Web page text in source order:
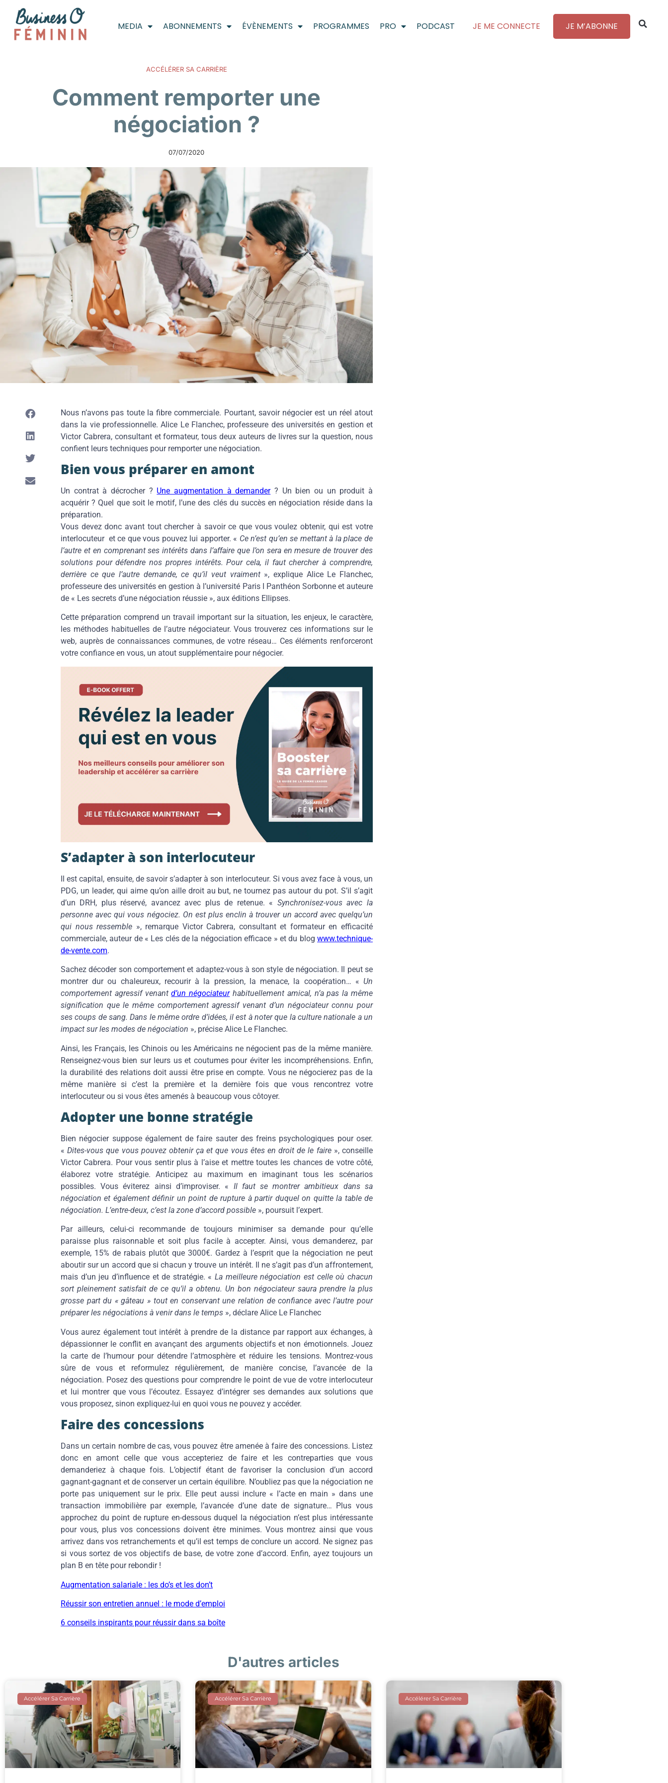
MEDIA ABONNEMENTS ÉVÈNEMENTS PROGRAMMES PRO PODCAST JE ME CONNECTE JE M’ABONNE
ACCÉLÉRER SA CARRIÈRE
Comment remporter une
négociation ?
07/07/2020
Nous n’avons pas toute la fibre commerciale. Pourtant, savoir négocier est un réel atout
dans la vie professionnelle. Alice Le Flanchec, professeure des universités en gestion et
Victor Cabrera, consultant et formateur, tous deux auteurs de livres sur la question, nous
confient leurs techniques pour remporter une négociation.
Bien vous préparer en amont
Un contrat à décrocher ? Une augmentation à demander? Un bien ou un produit à
acquérir ? Quel que soit le motif, l’une des clés du succès en négociation réside dans la
préparation.
Vous devez donc avant tout chercher à savoir ce que vous voulez obtenir, qui est votre
interlocuteur et ce que vous pouvez lui apporter. « Ce n’est qu’en se mettant à la place de
l’autre et en comprenant ses intérêts dans l’affaire que l’on sera en mesure de trouver des
solutions pour défendre nos propres intérêts. Pour cela, il faut chercher à comprendre,
derrière ce que l’autre demande, ce qu’il veut vraiment», explique Alice Le Flanchec,
professeure des universités en gestion à l’université Paris I Panthéon Sorbonne et auteure
de « Les secrets d’une négociation réussie », aux éditions Ellipses.
Cette préparation comprend un travail important sur la situation, les enjeux, le caractère,
les méthodes habituelles de l’autre négociateur. Vous trouverez ces informations sur le
web, auprès de connaissances communes, de votre réseau… Ces éléments renforceront
votre confiance en vous, un atout supplémentaire pour négocier.
S’adapter à son interlocuteur
Il est capital, ensuite, de savoir s’adapter à son interlocuteur. Si vous avez face à vous, un
PDG, un leader, qui aime qu’on aille droit au but, ne tournez pas autour du pot. S’il s’agit
d’un DRH, plus réservé, avancez avec plus de retenue. « Synchronisez-vous avec la
personne avec qui vous négociez. On est plus enclin à trouver un accord avec quelqu’un
qui nous ressemble », remarque Victor Cabrera, consultant et formateur en efficacité
commerciale, auteur de « Les clés de la négociation efficace » et du blog www.technique-
de-vente.com.
Sachez décoder son comportement et adaptez-vous à son style de négociation. Il peut se
montrer dur ou chaleureux, recourir à la pression, la menace, la coopération… « Un
comportement agressif venantd’un négociateurhabituellement amical, n’a pas la même
signification que le même comportement agressif venant d’un négociateur connu pour
ses coups de sang. Dans le même ordre d’idées, il est à noter que la culture nationale a un
impact sur les modes de négociation », précise Alice Le Flanchec.
Ainsi, les Français, les Chinois ou les Américains ne négocient pas de la même manière.
Renseignez-vous bien sur leurs us et coutumes pour éviter les incompréhensions. Enfin,
la durabilité des relations doit aussi être prise en compte. Vous ne négocierez pas de la
même manière si c’est la première et la dernière fois que vous rencontrez votre
interlocuteur ou si vous êtes amenés à beaucoup vous côtoyer.
Adopter une bonne stratégie
Bien négocier suppose également de faire sauter des freins psychologiques pour oser.
« Dites-vous que vous pouvez obtenir ça et que vous êtes en droit de le faire», conseille
Victor Cabrera. Pour vous sentir plus à l’aise et mettre toutes les chances de votre côté,
élaborez votre stratégie. Anticipez au maximum en imaginant tous les scénarios
possibles. Vous éviterez ainsi d’improviser. « Il faut se montrer ambitieux dans sa
négociation et également définir un point de rupture à partir duquel on quitte la table de
négociation. L’entre-deux, c’est la zone d’accord possible », poursuit l’expert.
Par ailleurs, celui-ci recommande de toujours minimiser sa demande pour qu’elle
paraisse plus raisonnable et soit plus facile à accepter. Ainsi, vous demanderez, par
exemple, 15% de rabais plutôt que 3000€. Gardez à l’esprit que la négociation ne peut
aboutir sur un accord que si chacun y trouve un intérêt. Il ne s’agit pas d’un affrontement,
mais d’un jeu d’influence et de stratégie. « La meilleure négociation est celle où chacun
sort pleinement satisfait de ce qu’il a obtenu. Un bon négociateur saura prendre la plus
grosse part du « gâteau » tout en conservant une relation de confiance avec l’autre pour
préparer les négociations à venir dans le temps », déclare Alice Le Flanchec
Vous aurez également tout intérêt à prendre de la distance par rapport aux échanges, à
dépassionner le conflit en avançant des arguments objectifs et non émotionnels. Jouez
la carte de l’humour pour détendre l’atmosphère et réduire les tensions. Montrez-vous
sûre de vous et reformulez régulièrement, de manière concise, l’avancée de la
négociation. Posez des questions pour comprendre le point de vue de votre interlocuteur
et lui montrer que vous l’écoutez. Essayez d’intégrer ses demandes aux solutions que
vous proposez, sinon expliquez-lui en quoi vous ne pouvez y accéder.
Faire des concessions
Dans un certain nombre de cas, vous pouvez être amenée à faire des concessions. Listez
donc en amont celle que vous accepteriez de faire et les contreparties que vous
demanderiez à chaque fois. L’objectif étant de favoriser la conclusion d’un accord
gagnant-gagnant et de conserver un certain équilibre. N’oubliez pas que la négociation ne
porte pas uniquement sur le prix. Elle peut aussi inclure « l’acte en main » dans une
transaction immobilière par exemple, l’avancée d’une date de signature… Plus vous
approchez du point de rupture en-dessous duquel la négociation n’est plus intéressante
pour vous, plus vos concessions doivent être minimes. Vous montrez ainsi que vous
arrivez dans vos retranchements et qu’il est temps de conclure un accord. Ne signez pas
si vous sortez de vos objectifs de base, de votre zone d’accord. Enfin, ayez toujours un
plan B en tête pour rebondir !
Augmentation salariale : les do’s et les don’t
Réussir son entretien annuel : le mode d’emploi
6 conseils inspirants pour réussir dans sa boîte
D'autres articles
Accélérer Sa Carrière Accélérer Sa Carrière Accélérer Sa Carrière